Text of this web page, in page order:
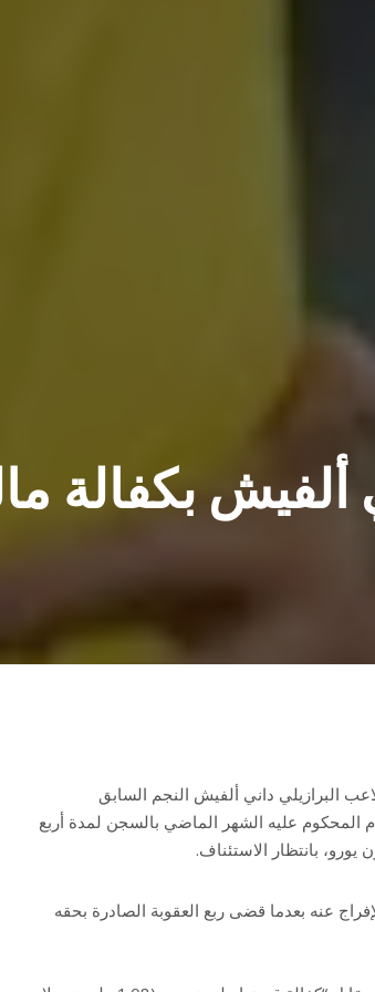
بكفالة
البرازيلي داني ألفيش النجم السابق
عليه الشهر الماضي بالسجن لمدة أربع
بانتظار الاستئناف.
عنه بعدما قضى ربع العقوبة الصادرة بحقه